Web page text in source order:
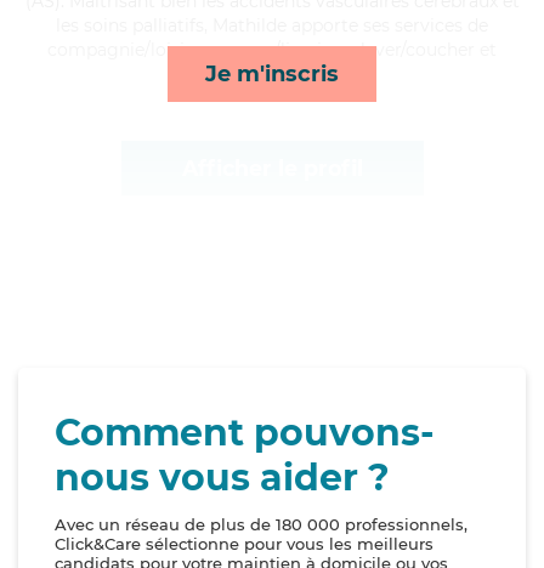
Je m'inscris
compagnie/loisirs, courses/livraison, lever/coucher et
mobilité*
Comment pouvons-
nous vous aider ?
Avec un réseau de plus de 180 000 professionnels,
Click&Care sélectionne pour vous les meilleurs
candidats pour votre maintien à domicile ou vos